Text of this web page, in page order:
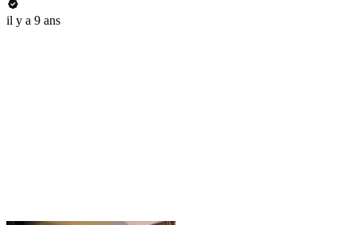
il y a 9 ans